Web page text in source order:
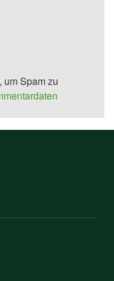
um Spam zu